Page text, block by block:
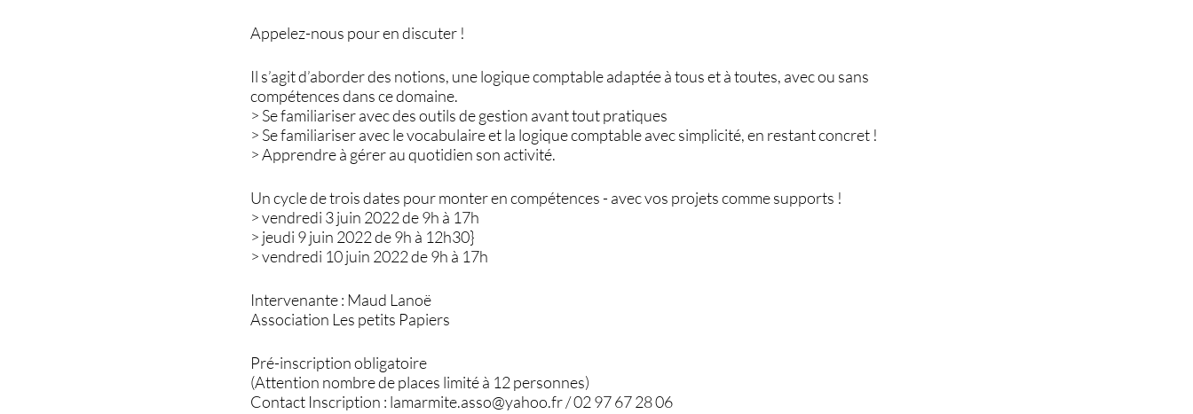
Appelez-nous pour en discuter !
Il s’agit d’aborder des notions, une logique comptable adaptée à tous et à toutes, avec ou sans
compétences dans ce domaine.
> Se familiariser avec des outils de gestion avant tout pratiques
> Se familiariser avec le vocabulaire et la logique comptable avec simplicité, en restant concret !
> Apprendre à gérer au quotidien son activité.
Un cycle de trois dates pour monter en compétences - avec vos projets comme supports !
> vendredi 3 juin 2022 de 9h à 17h
> jeudi 9 juin 2022 de 9h à 12h30}
> vendredi 10 juin 2022 de 9h à 17h
Intervenante : Maud Lanoë
Association Les petits Papiers
Pré-inscription obligatoire
(Attention nombre de places limité à 12 personnes)
Contact Inscription : lamarmite.asso@yahoo.fr / 02 97 67 28 06